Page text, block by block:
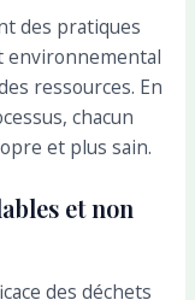
des pratiques
environnemental
ressources. En
chacun
et plus sain.
et non
des déchets